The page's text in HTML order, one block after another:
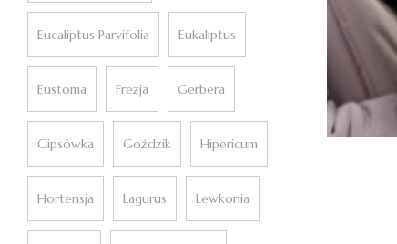
Eucaliptus Parvifolia Eukaliptus
Eustoma Frezja Gerbera
Gipsówka Goździk Hipericum
Hortensja Lagurus Lewkonia